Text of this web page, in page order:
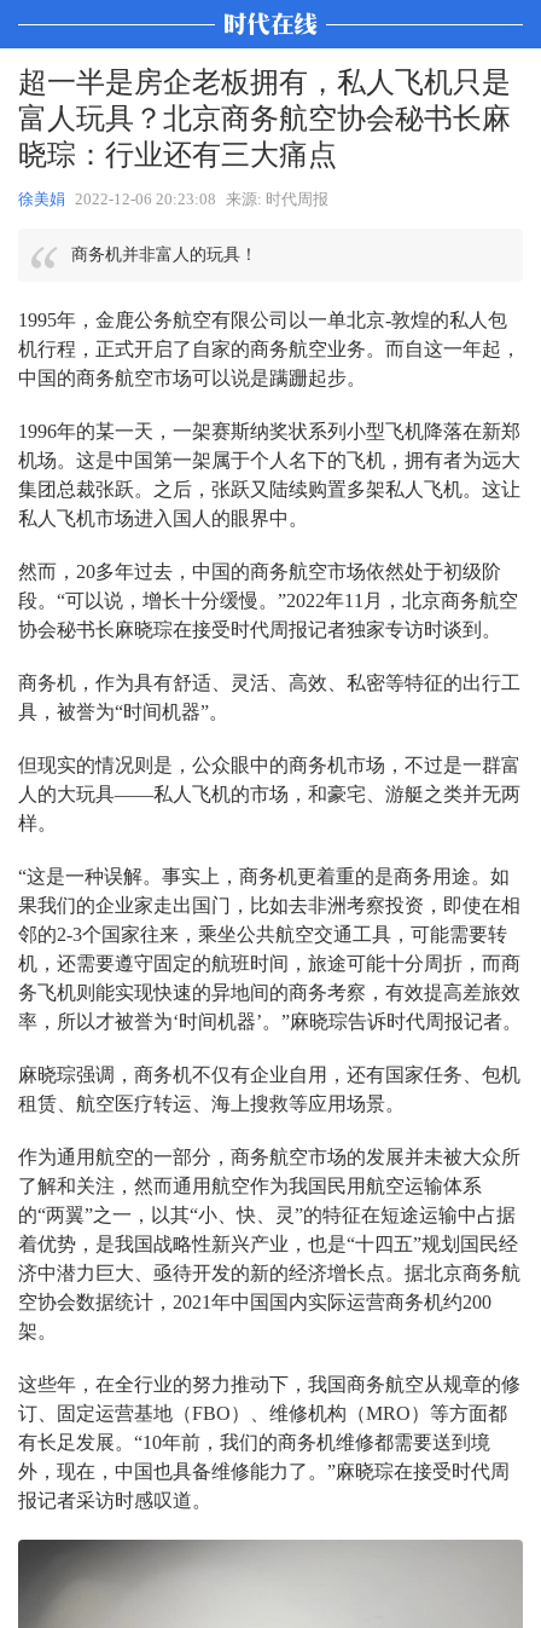
超一半是房企老板拥有，私人飞机只是
富人玩具？北京商务航空协会秘书长麻
晓琮：行业还有三大痛点
徐美娟 2022-12-06 20:23:08 来源: 时代周报
商务机并非富人的玩具！
1995年，金鹿公务航空有限公司以一单北京-敦煌的私人包
机行程，正式开启了自家的商务航空业务。而自这一年起，
中国的商务航空市场可以说是蹒跚起步。
1996年的某一天，一架赛斯纳奖状系列小型飞机降落在新郑
机场。这是中国第一架属于个人名下的飞机，拥有者为远大
集团总裁张跃。之后，张跃又陆续购置多架私人飞机。这让
私人飞机市场进入国人的眼界中。
然而，20多年过去，中国的商务航空市场依然处于初级阶
段。“可以说，增长十分缓慢。”2022年11月，北京商务航空
协会秘书长麻晓琮在接受时代周报记者独家专访时谈到。
商务机，作为具有舒适、灵活、高效、私密等特征的出行工
具，被誉为“时间机器”。
但现实的情况则是，公众眼中的商务机市场，不过是一群富
人的大玩具——私人飞机的市场，和豪宅、游艇之类并无两
样。
“这是一种误解。事实上，商务机更着重的是商务用途。如
果我们的企业家走出国门，比如去非洲考察投资，即使在相
邻的2-3个国家往来，乘坐公共航空交通工具，可能需要转
机，还需要遵守固定的航班时间，旅途可能十分周折，而商
务飞机则能实现快速的异地间的商务考察，有效提高差旅效
率，所以才被誉为‘时间机器’。”麻晓琮告诉时代周报记者。
麻晓琮强调，商务机不仅有企业自用，还有国家任务、包机
租赁、航空医疗转运、海上搜救等应用场景。
作为通用航空的一部分，商务航空市场的发展并未被大众所
了解和关注，然而通用航空作为我国民用航空运输体系
的“两翼”之一，以其“小、快、灵”的特征在短途运输中占据
着优势，是我国战略性新兴产业，也是“十四五”规划国民经
济中潜力巨大、亟待开发的新的经济增长点。据北京商务航
空协会数据统计，2021年中国国内实际运营商务机约200
架。
这些年，在全行业的努力推动下，我国商务航空从规章的修
订、固定运营基地（FBO）、维修机构（MRO）等方面都
有长足发展。“10年前，我们的商务机维修都需要送到境
外，现在，中国也具备维修能力了。”麻晓琮在接受时代周
报记者采访时感叹道。